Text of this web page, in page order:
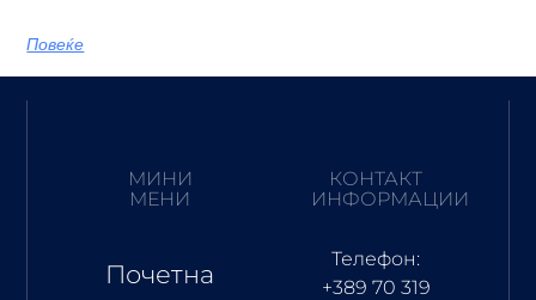
Повеќе
МИНИ
МЕНИ
Почетна
КОНТАКТ
ИНФОРМАЦИИ
Телефон:
+389 70 319